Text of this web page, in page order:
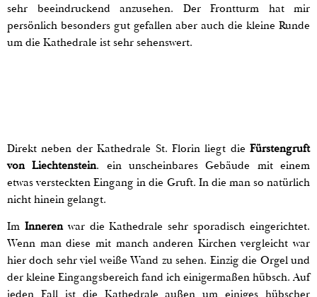
sehr beeindruckend anzusehen. Der Frontturm hat mir
persönlich besonders gut gefallen aber auch die kleine Runde
um die Kathedrale ist sehr sehenswert.
Direkt neben der Kathedrale St. Florin liegt die Fürstengruft
von Liechtenstein. ein unscheinbares Gebäude mit einem
etwas versteckten Eingang in die Gruft. In die man so natürlich
nicht hinein gelangt.
Im Innerenwar die Kathedrale sehr sporadisch eingerichtet.
Wenn man diese mit manch anderen Kirchen vergleicht war
hier doch sehr viel weiße Wand zu sehen. Einzig die Orgel und
der kleine Eingangsbereich fand ich einigermaßen hübsch. Auf